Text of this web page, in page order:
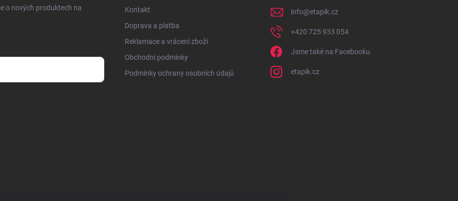
o nových produktech na
Kontakt
Doprava a platba
Reklamace a vrácení zboží
Obchodní podmínky
Podmínky ochrany osobních údajů
info@etapik.cz
+420 725 933 054
Jsme také na Facebooku
etapik.cz